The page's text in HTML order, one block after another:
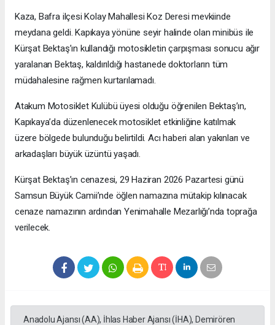
Kaza, Bafra ilçesi Kolay Mahallesi Koz Deresi mevkiinde
meydana geldi. Kapıkaya yönüne seyir halinde olan minibüs ile
Kürşat Bektaş’ın kullandığı motosikletin çarpışması sonucu ağır
yaralanan Bektaş, kaldırıldığı hastanede doktorların tüm
müdahalesine rağmen kurtarılamadı.
Atakum Motosiklet Kulübü üyesi olduğu öğrenilen Bektaş’ın,
Kapıkaya’da düzenlenecek motosiklet etkinliğine katılmak
üzere bölgede bulunduğu belirtildi. Acı haberi alan yakınları ve
arkadaşları büyük üzüntü yaşadı.
Kürşat Bektaş’ın cenazesi, 29 Haziran 2026 Pazartesi günü
Samsun Büyük Camii’nde öğlen namazına mütakip kılınacak
cenaze namazının ardından Yenimahalle Mezarlığı’nda toprağa
verilecek.
Anadolu Ajansı (AA), İhlas Haber Ajansı (İHA), Demirören